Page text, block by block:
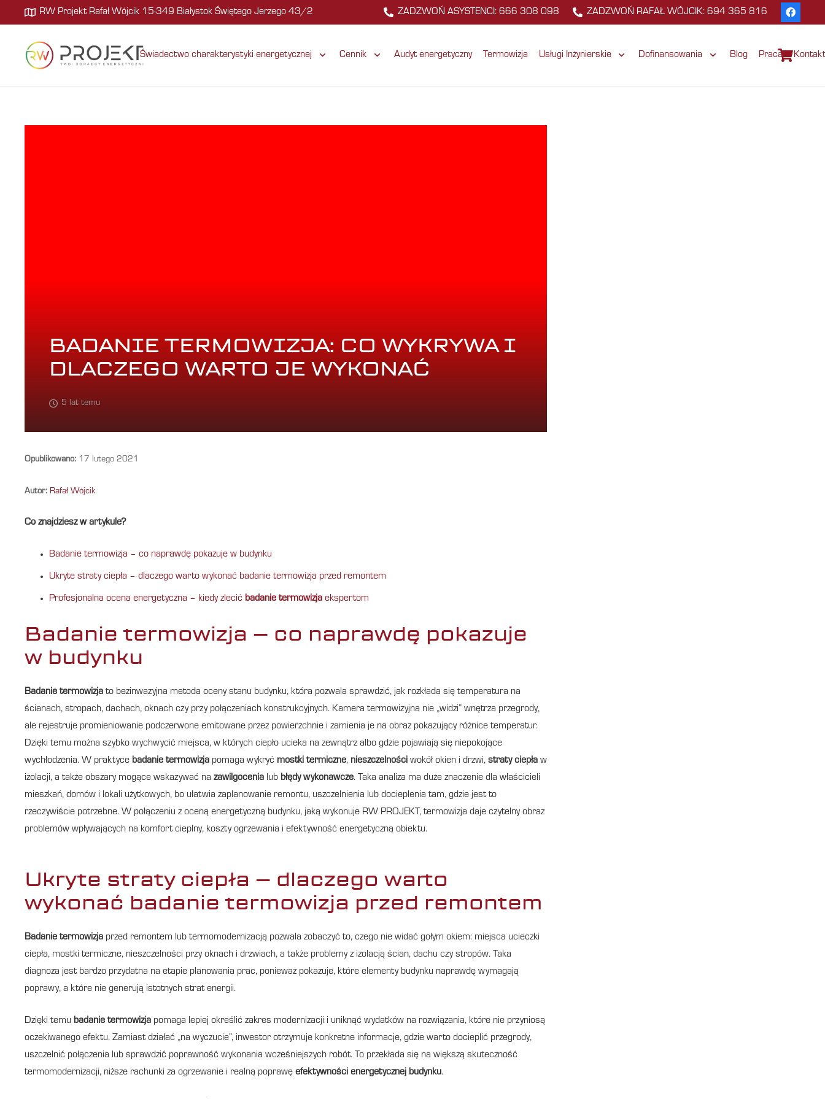
RW Projekt Rafał Wójcik 15-349 Białystok Świętego Jerzego 43/2 ZADZWOŃ ASYSTENCI: 666 308 098 ZADZWOŃ RAFAŁ WÓJCIK: 694 365 816
Świadectwo charakterystyki energetycznej Cennik Audyt energetyczny Termowizja Usługi Inżynierskie Dofinansowania Blog Praca Kontakt
BADANIE TERMOWIZJA: CO WYKRYWA I
DLACZEGO WARTO JE WYKONAĆ
5 lat temu
Opublikowano: 17 lutego 2021
Autor: Rafał Wójcik
Co znajdziesz w artykule?
Badanie termowizja – co naprawdę pokazuje w budynku
Ukryte straty ciepła – dlaczego warto wykonać badanie termowizja przed remontem
Profesjonalna ocena energetyczna – kiedy zlecić badanie termowizja ekspertom
Badanie termowizja – co naprawdę pokazuje
w budynku
Badanie termowizja to bezinwazyjna metoda oceny stanu budynku, która pozwala sprawdzić, jak rozkłada się temperatura na
ścianach, stropach, dachach, oknach czy przy połączeniach konstrukcyjnych. Kamera termowizyjna nie „widzi” wnętrza przegrody,
ale rejestruje promieniowanie podczerwone emitowane przez powierzchnie i zamienia je na obraz pokazujący różnice temperatur.
Dzięki temu można szybko wychwycić miejsca, w których ciepło ucieka na zewnątrz albo gdzie pojawiają się niepokojące
wychłodzenia. W praktyce badanie termowizja pomaga wykryć mostki termiczne, nieszczelności wokół okien i drzwi, straty ciepła w
izolacji, a także obszary mogące wskazywać na zawilgocenia lub błędy wykonawcze. Taka analiza ma duże znaczenie dla właścicieli
mieszkań, domów i lokali użytkowych, bo ułatwia zaplanowanie remontu, uszczelnienia lub docieplenia tam, gdzie jest to
rzeczywiście potrzebne. W połączeniu z oceną energetyczną budynku, jaką wykonuje RW PROJEKT, termowizja daje czytelny obraz
problemów wpływających na komfort cieplny, koszty ogrzewania i efektywność energetyczną obiektu.
Ukryte straty ciepła – dlaczego warto
wykonać badanie termowizja przed remontem
Badanie termowizja przed remontem lub termomodernizacją pozwala zobaczyć to, czego nie widać gołym okiem: miejsca ucieczki
ciepła, mostki termiczne, nieszczelności przy oknach i drzwiach, a także problemy z izolacją ścian, dachu czy stropów. Taka
diagnoza jest bardzo przydatna na etapie planowania prac, ponieważ pokazuje, które elementy budynku naprawdę wymagają
poprawy, a które nie generują istotnych strat energii.
Dzięki temu badanie termowizja pomaga lepiej określić zakres modernizacji i uniknąć wydatków na rozwiązania, które nie przyniosą
oczekiwanego efektu. Zamiast działać „na wyczucie”, inwestor otrzymuje konkretne informacje, gdzie warto docieplić przegrody,
uszczelnić połączenia lub sprawdzić poprawność wykonania wcześniejszych robót. To przekłada się na większą skuteczność
termomodernizacji, niższe rachunki za ogrzewanie i realną poprawę efektywności energetycznej budynku.